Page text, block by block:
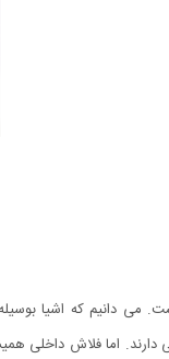
می دانیم که اشیا